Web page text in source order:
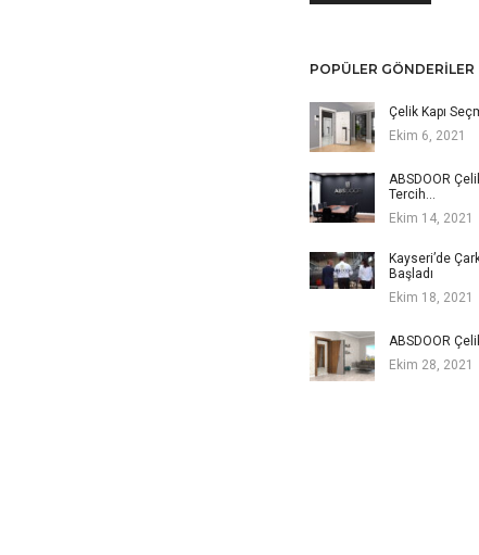
POPÜLER GÖNDERILER
Çelik Kapı
Ekim 6, 2021
ABSDOOR
Tercih…
Ekim 14, 2021
Kayseri’de
Başladı
Ekim 18, 2021
ABSDOOR
Ekim 28, 2021